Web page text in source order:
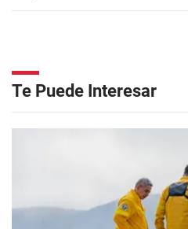
Te Puede Interesar